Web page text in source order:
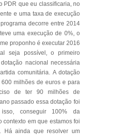
PDR que eu classificaria, no
e uma taxa de execução
decorre entre 2014
uma execução de 0%, o
proponho é executar 2016
seja possível, o primeiro
nacional necessária
comunitária. A dotação
milhões de euros e para
de ter 90 milhões de
passado essa dotação foi
conseguir 100% da
contexto em que estamos foi
Há ainda que resolver um